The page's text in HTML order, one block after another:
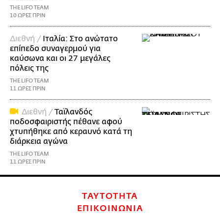
THE LIFO TEAM
10 ΩΡΕΣ ΠΡΙΝ
Διεθνή / Ιταλία: Στο ανώτατο
επίπεδο συναγερμού για
καύσωνα και οι 27 μεγάλες
πόλεις της
THE LIFO TEAM
11 ΩΡΕΣ ΠΡΙΝ
Διεθνή /Ταϊλανδός
ποδοσφαιριστής πέθανε αφού
χτυπήθηκε από κεραυνό κατά τη
διάρκεια αγώνα
THE LIFO TEAM
11 ΩΡΕΣ ΠΡΙΝ
ΤΑΥΤΟΤΗΤΑ
ΕΠΙΚΟΙΝΩΝΙΑ